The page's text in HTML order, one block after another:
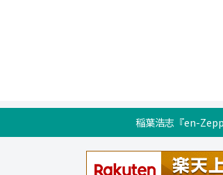
稲葉浩志『en-